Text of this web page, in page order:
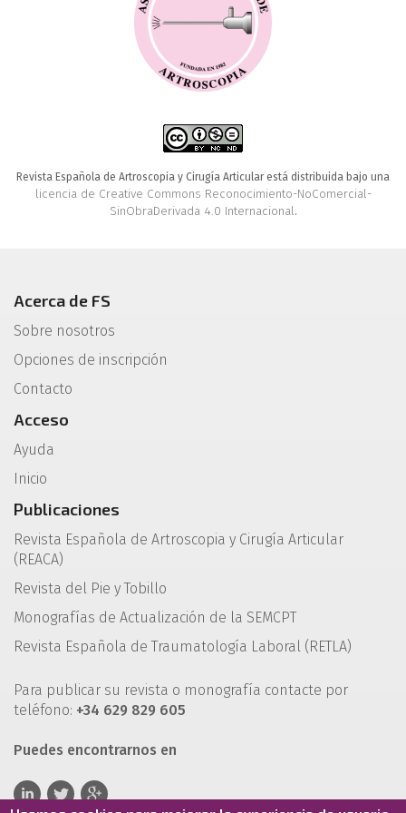
Revista Española de Artroscopia y Cirugía Articular está distribuida bajo una
licencia de Creative Commons Reconocimiento-NoComercial-
SinObraDerivada 4.0 Internacional.
Acerca de FS
Sobre nosotros
Opciones de inscripción
Contacto
Acceso
Ayuda
Inicio
Publicaciones
Revista Española de Artroscopia y Cirugía Articular
(REACA)
Revista del Pie y Tobillo
Monografías de Actualización de la SEMCPT
Revista Española de Traumatología Laboral (RETLA)
Para publicar su revista o monografía contacte por
teléfono: +34 629 829 605
Puedes encontrarnos en